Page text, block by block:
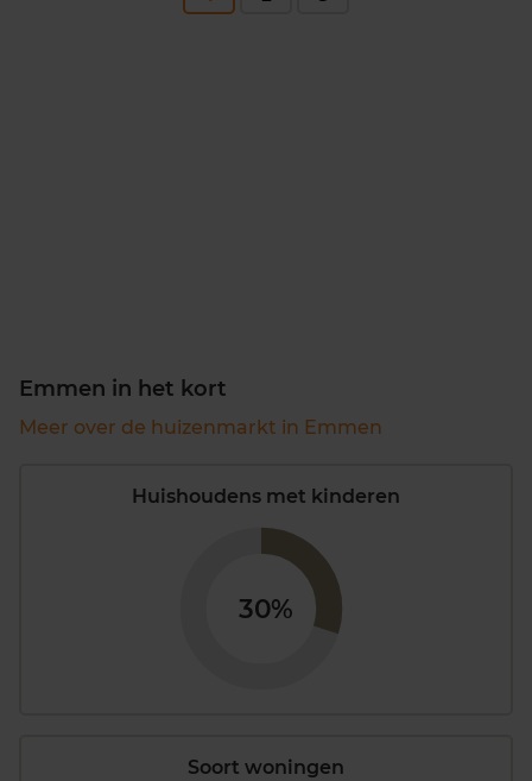
Emmen in het kort
Meer over de huizenmarkt in Emmen
Huishoudens met kinderen
30%
Soort woningen